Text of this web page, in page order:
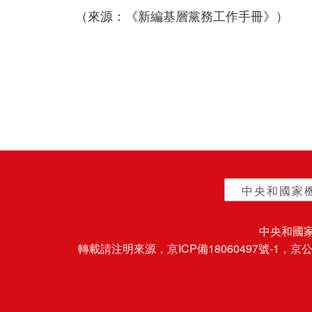
（來源：《新編基層黨務工作手冊》）
中央和國家
中央和國
轉載請注明來源， 京ICP備18060497號-1 ，京